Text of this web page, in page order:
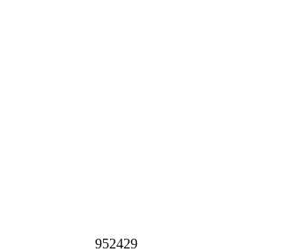
952429